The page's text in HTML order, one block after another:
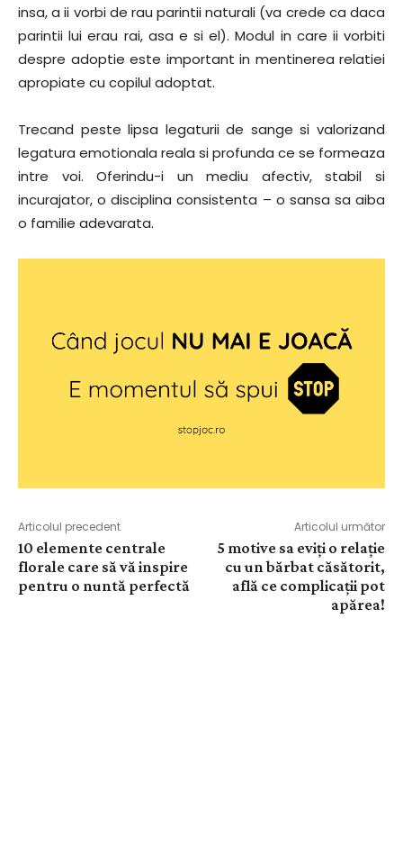
insa, a ii vorbi de rau parintii naturali (va crede ca daca
parintii lui erau rai, asa e si el). Modul in care ii vorbiti
despre adoptie este important in mentinerea relatiei
apropiate cu copilul adoptat.
Trecand peste lipsa legaturii de sange si valorizand
legatura emotionala reala si profunda ce se formeaza
intre voi. Oferindu-i un mediu afectiv, stabil si
incurajator, o disciplina consistenta – o sansa sa aiba
o familie adevarata.
Articolul precedent
10 elemente centrale
florale care să vă inspire
pentru o nuntă perfectă
Articolul următor
5 motive sa eviți o relație
cu un bărbat căsătorit,
află ce complicații pot
apărea!